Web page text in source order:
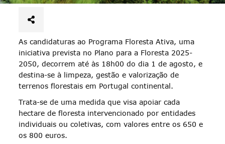
As candidaturas ao Programa Floresta Ativa, uma
iniciativa prevista no Plano para a Floresta 2025-
2050, decorrem até às 18h00 do dia 1 de agosto, e
destina-se à limpeza, gestão e valorização de
terrenos florestais em Portugal continental.
Trata-se de uma medida que visa apoiar cada
hectare de floresta intervencionado por entidades
individuais ou coletivas, com valores entre os 650 e
os 800 euros.